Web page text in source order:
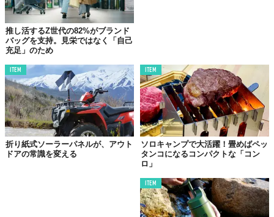
バッグに入れておくもよし、ショルダーポーチなんかにくくりつ
けておくもよしと、本格的なギアながら、とにかく持ち運びに場
所を取らない。
©Makuake
推し活するZ世代の82%がブランド
バッグを支持。見栄ではなく「自己
充足」のため
ITEM
折り紙式ソーラーパネルが、アウト
ドアの常識を変える
ITEM
ソロキャンプで大活躍！畳めばペッ
タンコになるコンパクトな「コン
ロ」
ITEM